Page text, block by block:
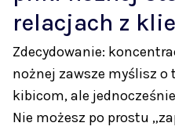
relacjach z
Zdecydowanie:
nożnej zawsze myślisz o
kibicom, ale
Nie możesz po prostu